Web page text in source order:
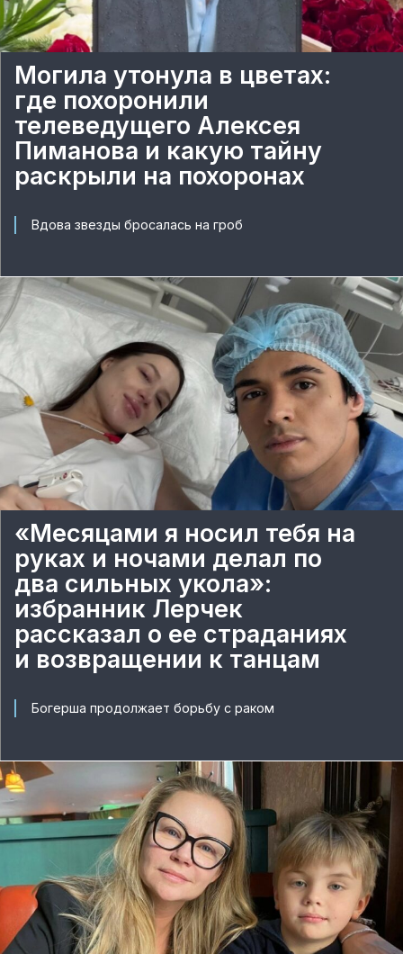
Могила утонула в цветах:
где похоронили
телеведущего Алексея
Пиманова и какую тайну
раскрыли на похоронах
Вдова звезды бросалась на гроб
«Месяцами я носил тебя на
руках и ночами делал по
два сильных укола»:
избранник Лерчек
рассказал о ее страданиях
и возвращении к танцам
Богерша продолжает борьбу с раком